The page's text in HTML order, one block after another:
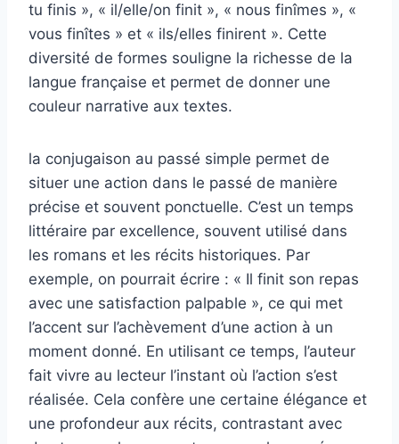
tu finis », « il/elle/on finit », « nous finîmes », «
vous finîtes » et « ils/elles finirent ». Cette
diversité de formes souligne la richesse de la
langue française et permet de donner une
couleur narrative aux textes.
la conjugaison au passé simple permet de
situer une action dans le passé de manière
précise et souvent ponctuelle. C’est un temps
littéraire par excellence, souvent utilisé dans
les romans et les récits historiques. Par
exemple, on pourrait écrire : « Il finit son repas
avec une satisfaction palpable », ce qui met
l’accent sur l’achèvement d’une action à un
moment donné. En utilisant ce temps, l’auteur
fait vivre au lecteur l’instant où l’action s’est
réalisée. Cela confère une certaine élégance et
une profondeur aux récits, contrastant avec